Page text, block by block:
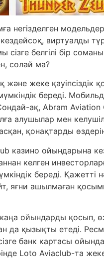
виртуалды
белгілі бір
солай ма?
жеке қауіпсіздік
береді.
ақ, Abram
алушылар мен
қонақтарды
казино ойындарына
келген
береді. Қажетті
яғни ашылмаған
ойындарды қосып,
да қызықты етеді.
банк картасы
Loto Aviaclub-та